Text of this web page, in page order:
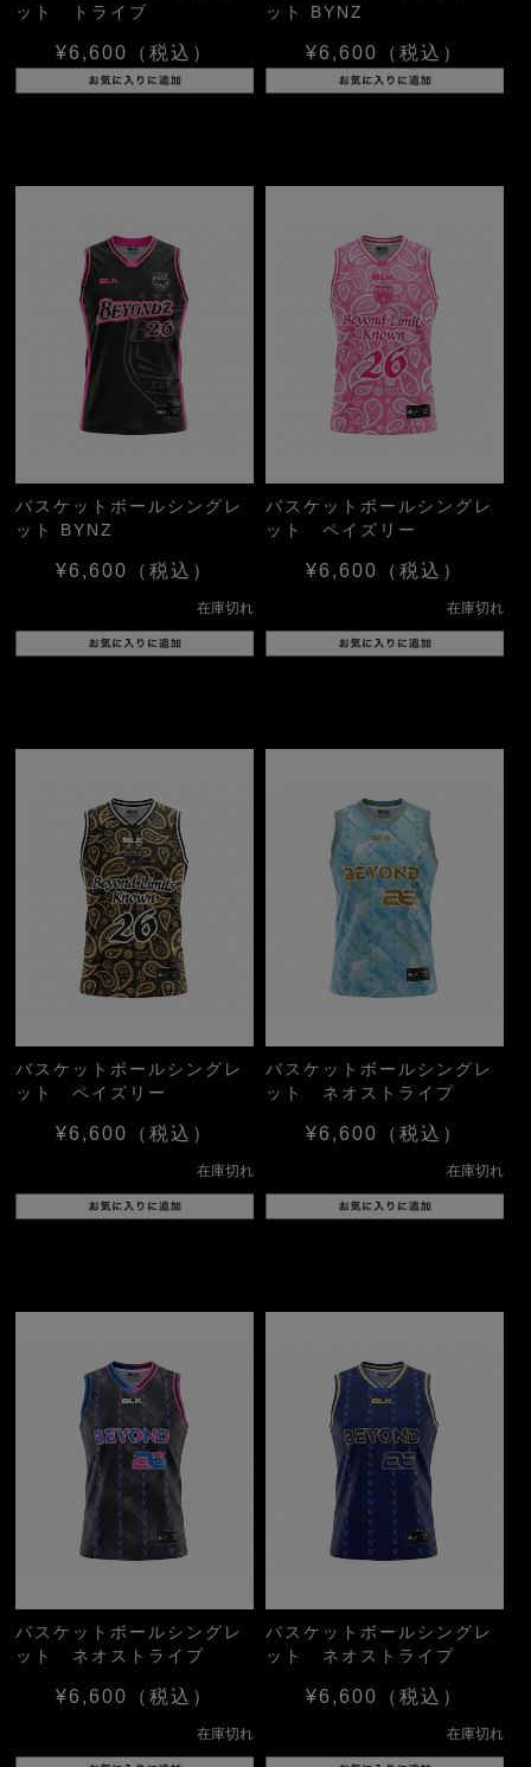
ット トライブ
¥6,600 （税込）
ット BYNZ
¥6,600 （税込）
バスケットボールシングレ
ット BYNZ
¥6,600 （税込）
在庫切れ
バスケットボールシングレ
ット ペイズリー
¥6,600 （税込）
在庫切れ
バスケットボールシングレ
ット ペイズリー
¥6,600 （税込）
在庫切れ
バスケットボールシングレ
ット ネオストライプ
¥6,600 （税込）
在庫切れ
バスケットボールシングレ
ット ネオストライプ
¥6,600 （税込）
在庫切れ
バスケットボールシングレ
ット ネオストライプ
¥6,600 （税込）
在庫切れ